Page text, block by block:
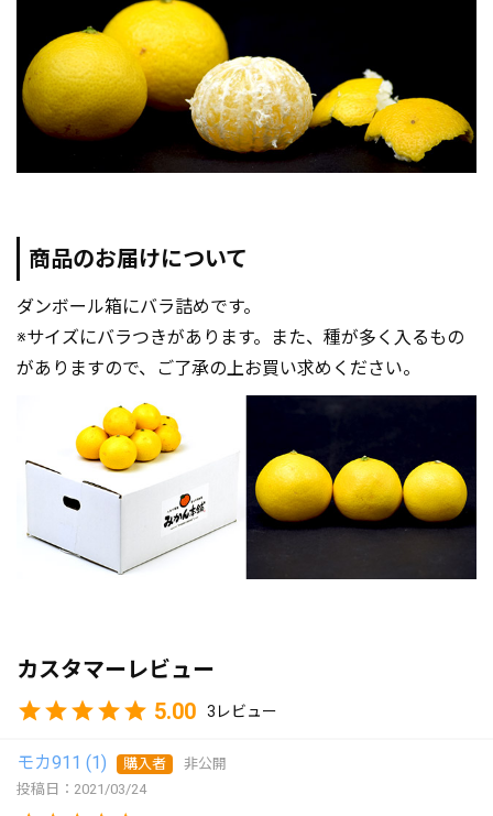
商品のお届けについて
ダンボール箱にバラ詰めです。
※サイズにバラつきがあります。また、種が多く入るもの
がありますので、ご了承の上お買い求めください。
カスタマーレビュー
5.00
3
モカ911 1 購入者
非公開
投稿日
2021/03/24